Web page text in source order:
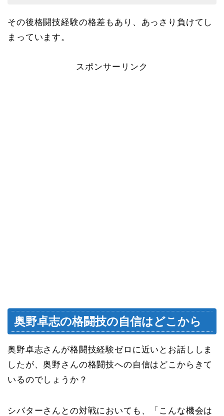
その後格闘技経験の格差もあり、あっさり負けてし
まっています。
スポンサーリンク
奥野卓志の格闘技の自信はどこから
奥野卓志さんが格闘技経験ゼロに近いとお話ししま
したが、奥野さんの格闘技への自信はどこからきて
いるのでしょうか？
シバターさんとの対戦においても、「こんな機会は